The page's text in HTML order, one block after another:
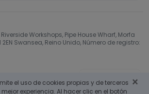
Riverside Workshops, Pipe House Wharf, Morfa
2EN Swansea, Reino Unido, Número de registro:
×
el uso de cookies propias y de terceros
experiencia. Al hacer clic en el botón